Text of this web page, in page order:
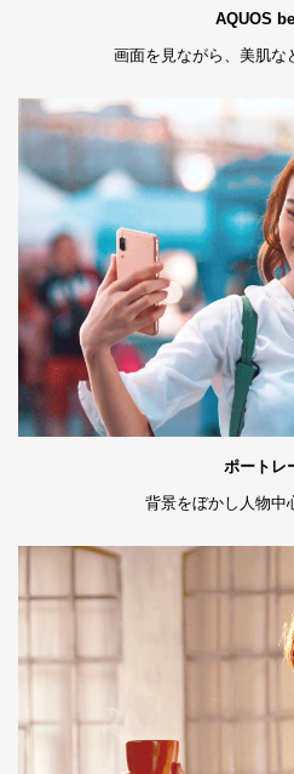
AQUOS
画面を見ながら、美肌な
ポートレ
背景をぼかし人物中